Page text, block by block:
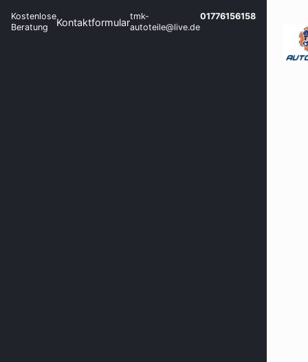
Kostenlose
Beratung
Kontaktformulartmk-
autoteile@live.de
01776156158